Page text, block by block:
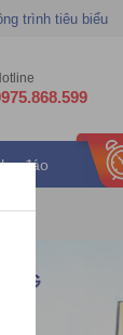
trình tiêu biểu
đáo